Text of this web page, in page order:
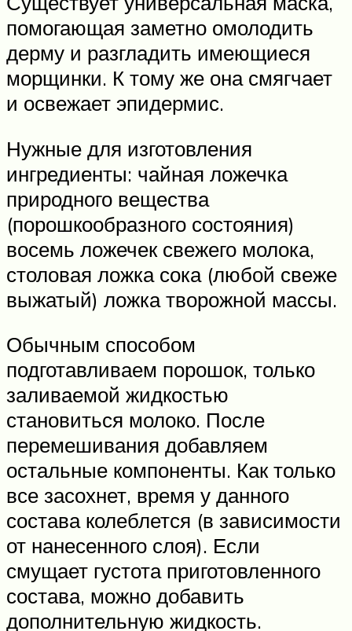
помогающая заметно омолодить
дерму и разгладить имеющиеся
морщинки. К тому же она смягчает
и освежает эпидермис.
Нужные для изготовления
ингредиенты: чайная ложечка
природного вещества
(порошкообразного состояния)
восемь ложечек свежего молока,
столовая ложка сока (любой свеже
выжатый) ложка творожной массы.
Обычным способом
подготавливаем порошок, только
заливаемой жидкостью
становиться молоко. После
перемешивания добавляем
остальные компоненты. Как только
все засохнет, время у данного
состава колеблется (в зависимости
от нанесенного слоя). Если
смущает густота приготовленного
состава, можно добавить
дополнительную жидкость.